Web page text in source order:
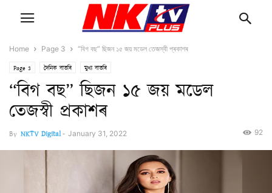
Home Page 3 “বিগ বছ” ছিজন ১৫ জয় মডেল তেজস্বী প্ৰকাশৰ
Page 3 দৈনিক বাতৰি মুখ্য বাতৰি
“বিগ বছ” ছিজন ১৫ জয় মডেল
তেজস্বী প্ৰকাশৰ
By NKTV Digital- January 31, 2022 92